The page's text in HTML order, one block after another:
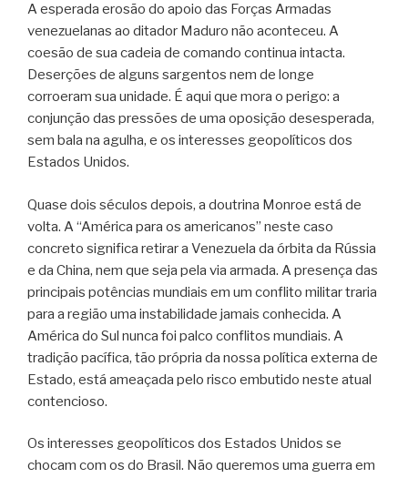
A esperada erosão do apoio das Forças Armadas
venezuelanas ao ditador Maduro não aconteceu. A
coesão de sua cadeia de comando continua intacta.
Deserções de alguns sargentos nem de longe
corroeram sua unidade. É aqui que mora o perigo: a
conjunção das pressões de uma oposição desesperada,
sem bala na agulha, e os interesses geopolíticos dos
Estados Unidos.
Quase dois séculos depois, a doutrina Monroe está de
volta. A “América para os americanos” neste caso
concreto significa retirar a Venezuela da órbita da Rússia
e da China, nem que seja pela via armada. A presença das
principais potências mundiais em um conflito militar traria
para a região uma instabilidade jamais conhecida. A
América do Sul nunca foi palco conflitos mundiais. A
tradição pacífica, tão própria da nossa política externa de
Estado, está ameaçada pelo risco embutido neste atual
contencioso.
Os interesses geopolíticos dos Estados Unidos se
chocam com os do Brasil. Não queremos uma guerra em